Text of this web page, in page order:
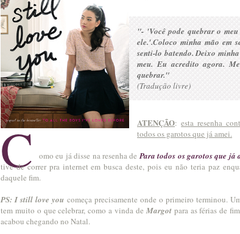
"- 'Você pode quebrar o
ele.'.Coloco minha mão em
senti-lo batendo. Deixo
meu. Eu acredito agora.
quebrar."
(Tradução livre)
ATENÇÃO:esta resenha
todos os garotos que já amei.
C omo eu já disse na resenha de Para todos os garotos que já
tive de correr pra internet em busca deste, pois eu não teria paz
daquele fim.
PS: I still love you começa precisamente onde o primeiro terminou.
tem muito o que celebrar, como a vinda de Margotpara as férias de
acabou chegando no Natal.